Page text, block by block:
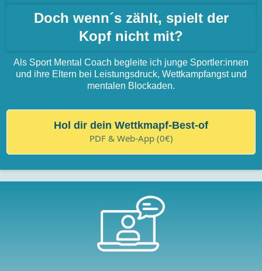
Doch wenn´s zählt, spielt der
Kopf nicht mit?
Als Sport Mental Coach begleite ich junge Sportler:innen
und ihre Eltern bei Leistungsdruck, Wettkampfangst und
mentalen Blockaden.
Hol dir dein Wettkmapf-Best-of
PDF & Web-App (0€)